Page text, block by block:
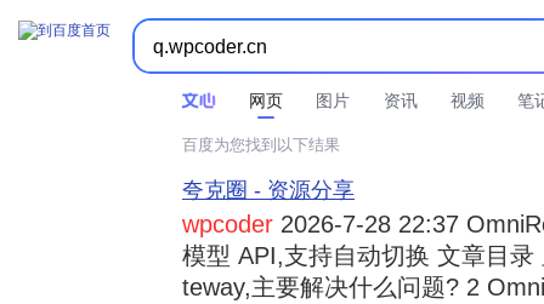
网页 图片 资讯 视频 笔
时间不限  所有网页和文件  站点内检索 
百度为您找到以下结果
夸克圈 - 资源分享
wpcoder 2026-7-28 22:37
模型 API,支持自动切换 文章目
teway,主要解决什么问题? 2